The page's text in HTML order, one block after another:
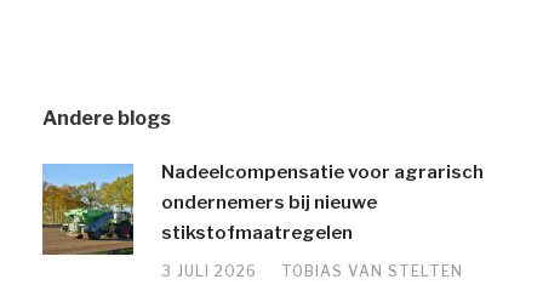
Andere blogs
Nadeelcompensatie voor agrarisch
ondernemers bij nieuwe
stikstofmaatregelen
3 JULI 2026 TOBIAS VAN STELTEN